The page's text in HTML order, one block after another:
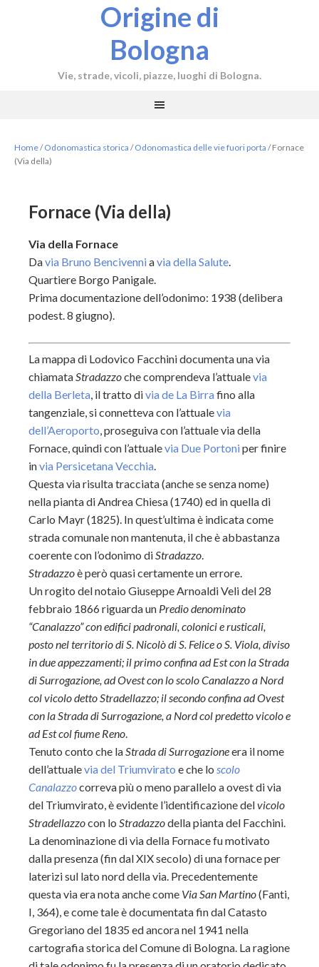
Origine di
Bologna
Vie, strade, vicoli, piazze, luoghi di Bologna.
Home/ Odonomastica storica / Odonomastica delle vie fuori porta /Fornace
(Via della)
Fornace (Via della)
Via della Fornace
Davia Bruno Bencivenniavia della Salute.
Quartiere Borgo Panigale.
Prima documentazione dell’odonimo: 1938 (delibera
podest. 8 giugno).
La mappa di Lodovico Facchini documenta una via
chiamataStradazzoche comprendeva l’attualevia
della Berleta, il tratto divia de La Birrafino alla
tangenziale, si connetteva con l’attualevia
dell’Aeroporto, proseguiva con l’attuale via della
Fornace, quindi con l’attualevia Due Portoniper finire
invia Persicetana Vecchia.
Questa via risulta tracciata (anche se senza nome)
nella pianta di Andrea Chiesa (1740) ed in quella di
Carlo Mayr (1825). In quest’ultima è indicata come
strada comunale non mantenuta, il che è abbastanza
coerente con l’odonimo diStradazzo.
Stradazzoè però quasi certamente un errore.
Un rogito del notaio Giuseppe Arnoaldi Veli del 28
febbraio 1866 riguarda un Predio denominato
“Canalazzo” con edifici padronali, colonici e rusticali,
posto nel territorio di S. Nicolò di S. Felice o S. Viola, diviso
in due appezzamenti; il primo confina ad Est con la Strada
di Surrogazione, ad Ovest con lo scolo Canalazzo a Nord
col vicolo detto Stradellazzo; il secondo confina ad Ovest
con la Strada di Surrogazione, a Nord col predetto vicolo e
ad Est col fiume Reno.
Tenuto conto che laStrada di Surrogazioneera il nome
dell’attualevia del Triumvirato e che lo scolo
Canalazzocorreva più o meno parallelo a ovest di via
del Triumvirato, è evidente l’identificazione delvicolo
Stradellazzocon lo Stradazzodella pianta del Facchini.
La denominazione di via della Fornace fu motivato
dalla presenza (fin dal XIX secolo) di una fornace per
laterizi sul lato nord della via. Precedentemente
questa via era nota anche come Via San Martino(Fanti,
I, 364), e come tale è documentata fin dal Catasto
Gregoriano del 1835 ed ancora nel 1941 nella
cartografia storica del Comune di Bologna. La ragione